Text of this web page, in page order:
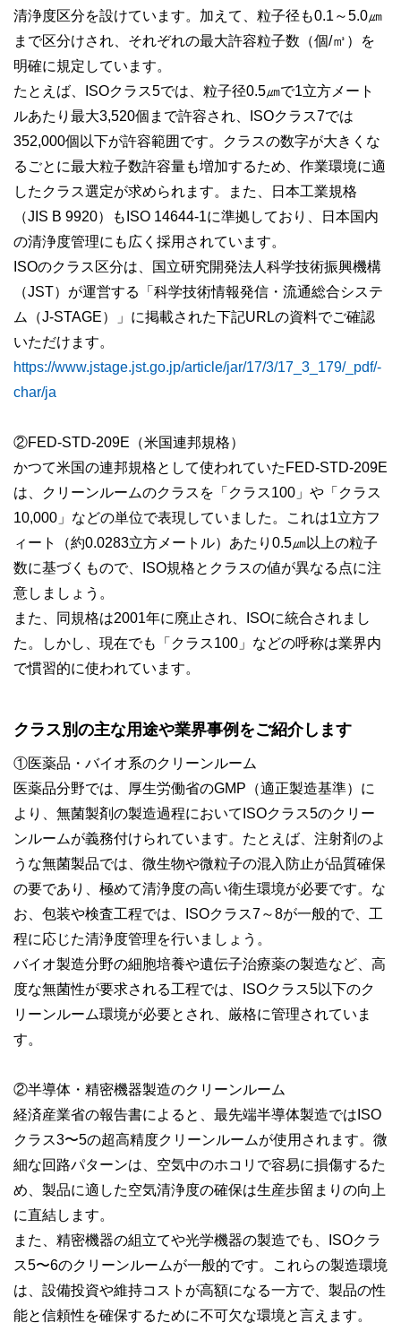
清浄度区分を設けています。加えて、粒子径も0.1～5.0㎛
まで区分けされ、それぞれの最大許容粒子数（個/㎥）を
明確に規定しています。
たとえば、ISOクラス5では、粒子径0.5㎛で1立方メート
ルあたり最大3,520個まで許容され、ISOクラス7では
352,000個以下が許容範囲です。クラスの数字が大きくな
るごとに最大粒子数許容量も増加するため、作業環境に適
したクラス選定が求められます。また、日本工業規格
（JIS B 9920）もISO 14644-1に準拠しており、日本国内
の清浄度管理にも広く採用されています。
ISOのクラス区分は、
国立研究開発法人科学技術振興機構
（JST）が運営する
「科学技術情報発信・流通総合システ
ム（J-STAGE）」に掲載された下記URLの資料でご確認
いただけます。
https://www.jstage.jst.go.jp/article/jar/17/3/17_3_179/_pdf/-
char/ja
②FED-STD-209E（米国連邦規格）
かつて米国の連邦規格として使われていたFED-STD-209E
は、クリーンルームのクラスを「クラス100」や「クラス
10,000」などの単位で表現していました。これは1立方フ
ィート（約0.0283立方メートル）あたり0.5㎛以上の粒子
数に基づくもので、ISO規格とクラスの値が異なる点に注
意しましょう。
また、同規格は2001年に廃止され、ISOに統合されまし
た。しかし、現在でも「クラス100」などの呼称は業界内
で慣習的に使われています。
クラス別の主な用途や業界事例をご紹介します
①医薬品・バイオ系のクリーンルーム
医薬品分野では、厚生労働省のGMP（適正製造基準）に
より、無菌製剤の製造過程においてISOクラス5のクリー
ンルームが義務付けられています。たとえば、注射剤のよ
うな無菌製品では、微生物や微粒子の混入防止が品質確保
の要であり、極めて清浄度の高い衛生環境が必要です。な
お、包装や検査工程では、ISOクラス7～8が一般的で、工
程に応じた清浄度管理を行いましょう。
バイオ製造分野の細胞培養や遺伝子治療薬の製造など、高
度な無菌性が要求される工程では、ISOクラス5以下のク
リーンルーム環境が必要とされ、厳格に管理されていま
す。
②半導体・精密機器製造のクリーンルーム
経済産業省の報告書によると、最先端半導体製造ではISO
クラス3〜5の超高精度クリーンルームが使用されます。微
細な回路パターンは、空気中のホコリで容易に損傷するた
め、製品に適した空気清浄度の確保は生産歩留まりの向上
に直結します。
また、精密機器の組立てや光学機器の製造でも、ISOクラ
ス5〜6のクリーンルームが一般的です。これらの製造環境
は、設備投資や維持コストが高額になる一方で、製品の性
能と信頼性を確保するために不可欠な環境と言えます。